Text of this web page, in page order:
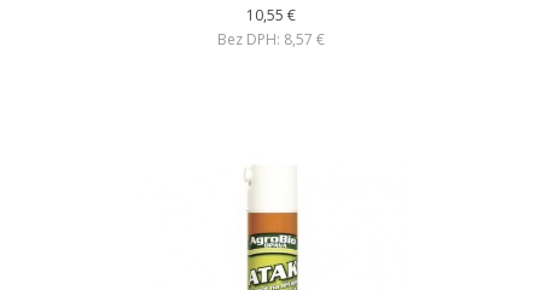
10,55 €
Bez DPH: 8,57 €